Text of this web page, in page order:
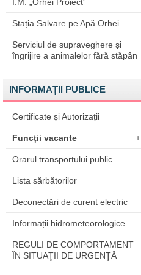
Stația Salvare pe Apă Orhei
Serviciul de supraveghere și
îngrijire a animalelor fără stăpân
INFORMAȚII PUBLICE
Certificate și Autorizații
Funcții vacante +
Orarul transportului public
Lista sărbătorilor
Deconectări de curent electric
Informații hidrometeorologice
REGULI DE COMPORTAMENT
ÎN SITUAŢII DE URGENŢĂ